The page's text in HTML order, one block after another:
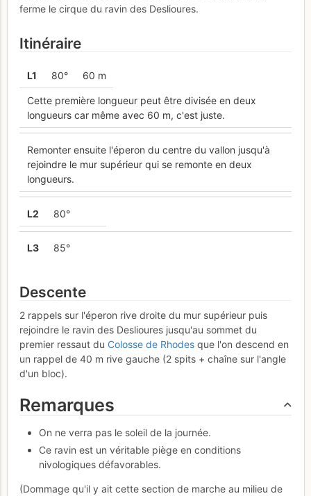
ferme le cirque du ravin des Deslioures.
Itinéraire
L1 80° 60 m
Cette première longueur peut être divisée en deux
longueurs car même avec 60 m, c'est juste.
Remonter ensuite l'éperon du centre du vallon jusqu'à
rejoindre le mur supérieur qui se remonte en deux
longueurs.
L2 80°
L3 85°
Descente
2 rappels sur l'éperon rive droite du mur supérieur puis
rejoindre le ravin des Deslioures jusqu'au sommet du
premier ressaut du Colosse de Rhodes que l'on descend en
un rappel de 40 m rive gauche (2 spits + chaîne sur l'angle
d'un bloc).
Remarques
On ne verra pas le soleil de la journée.
Ce ravin est un véritable piège en conditions
nivologiques défavorables.
(Dommage qu'il y ait cette section de marche au milieu de